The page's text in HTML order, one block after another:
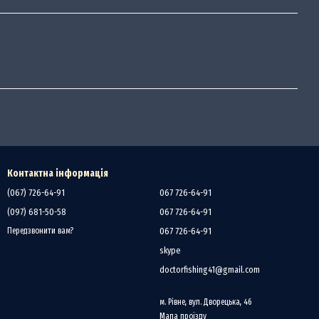
Контактна інформація
(067) 726-64-91
(097) 681-50-58
Передзвонити вам?
067 726-64-91
067 726-64-91
067 726-64-91
skype
doctorfishing41@gmail.com
м. Рівне, вул. Дворецька, 46
Мапа проїзду